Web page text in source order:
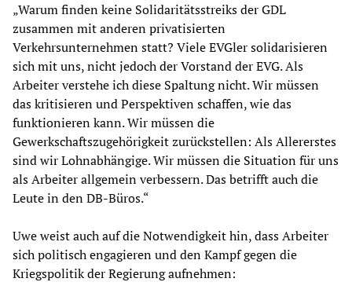
„Warum finden keine Solidaritätsstreiks der GDL
zusammen mit anderen privatisierten
Verkehrsunternehmen statt? Viele EVGler solidarisieren
sich mit uns, nicht jedoch der Vorstand der EVG. Als
Arbeiter verstehe ich diese Spaltung nicht. Wir müssen
das kritisieren und Perspektiven schaffen, wie das
funktionieren kann. Wir müssen die
Gewerkschaftszugehörigkeit zurückstellen: Als Allererstes
sind wir Lohnabhängige. Wir müssen die Situation für uns
als Arbeiter allgemein verbessern. Das betrifft auch die
Leute in den DB-Büros.“
Uwe weist auch auf die Notwendigkeit hin, dass Arbeiter
sich politisch engagieren und den Kampf gegen die
Kriegspolitik der Regierung aufnehmen: